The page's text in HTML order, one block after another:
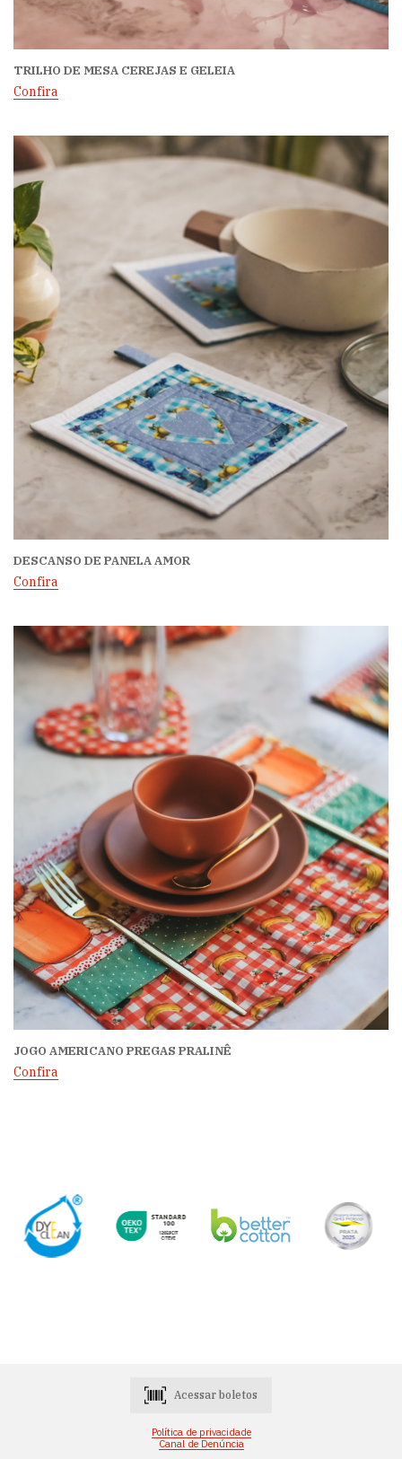
TRILHO DE MESA CEREJAS E GELEIA
Confira
DESCANSO DE PANELA AMOR
Confira
JOGO AMERICANO PREGAS PRALINÊ
Confira
Acessar boletos
Política de privacidade
Canal de Denúncia